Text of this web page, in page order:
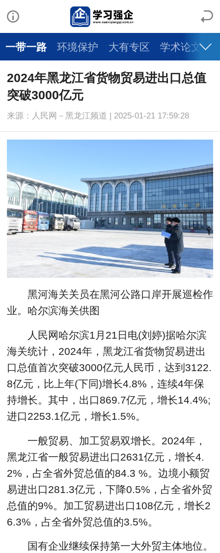
一带一路 环境保护 大有专区 学术论文
2024年黑龙江省货物贸易进出口总值
突破3000亿元
来源：人民网－黑龙江频道 | 2025-01-21 17:59:28
黑河海关关员在黑河公路口岸开展巡检作
业。哈尔滨海关供图
人民网哈尔滨1月21日电(刘婷)据哈尔滨
海关统计，2024年，黑龙江省货物贸易进出
口总值首次突破3000亿元人民币，达到3122.
8亿元，比上年(下同)增长4.8%，连续4年保
持增长。其中，出口869.7亿元，增长14.4%;
进口2253.1亿元，增长1.5%。
一般贸易、加工贸易双增长。2024年，
黑龙江省一般贸易进出口2631亿元，增长4.
2%，占全省外贸总值的84.3 %。边境小额贸
易进出口281.3亿元，下降0.5%，占全省外贸
总值的9%。加工贸易进出口108亿元，增长2
6.3%，占全省外贸总值的3.5%。
国有企业继续保持第一大外贸主体地位。